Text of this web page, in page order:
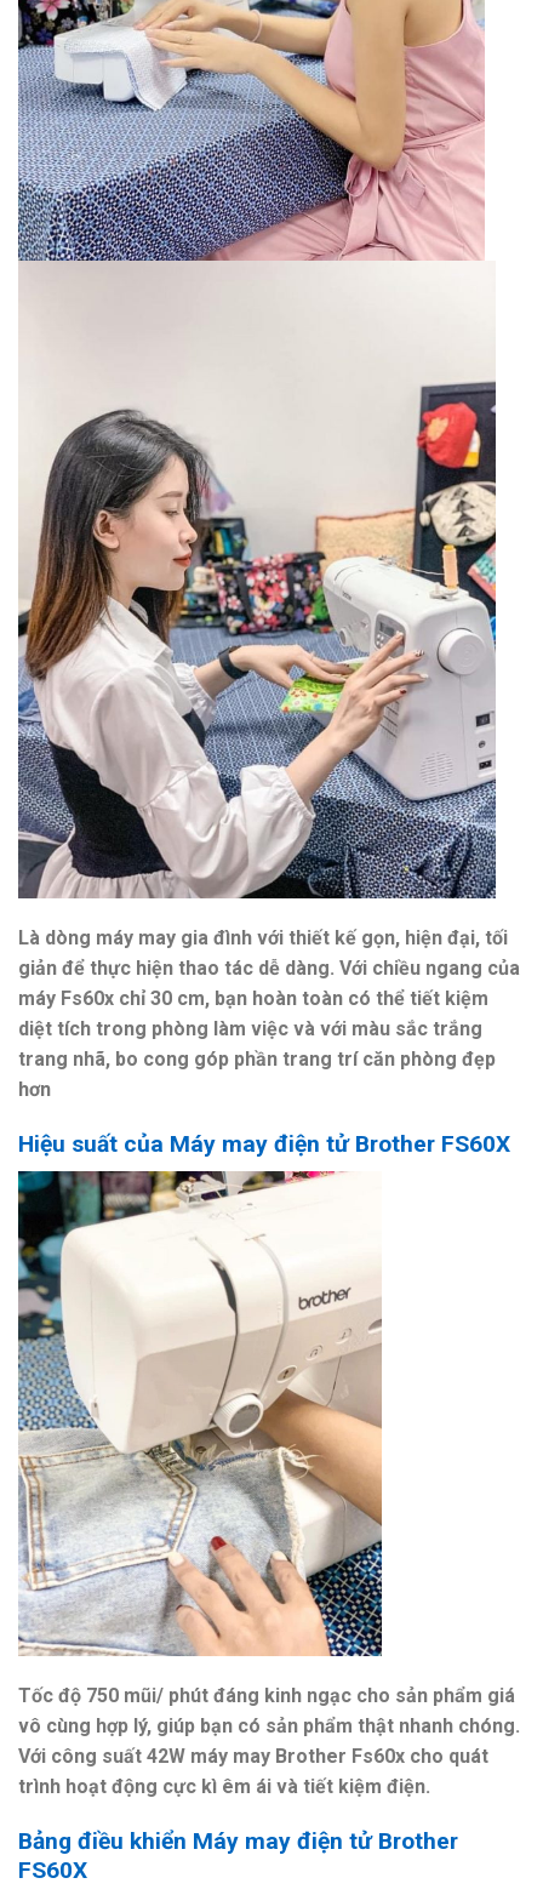
Là dòng máy may gia đình với thiết kế gọn, hiện đại, tối
giản để thực hiện thao tác dễ dàng. Với chiều ngang của
máy Fs60x chỉ 30 cm, bạn hoàn toàn có thể tiết kiệm
diệt tích trong phòng làm việc và với màu sắc trắng
trang nhã, bo cong góp phần trang trí căn phòng đẹp
hơn
Hiệu suất của Máy may điện tử Brother FS60X
Tốc độ 750 mũi/ phút đáng kinh ngạc cho sản phẩm giá
vô cùng hợp lý, giúp bạn có sản phẩm thật nhanh chóng.
Với công suất 42W máy may Brother Fs60x cho quát
trình hoạt động cực kì êm ái và tiết kiệm điện.
Bảng điều khiển Máy may điện tử Brother
FS60X